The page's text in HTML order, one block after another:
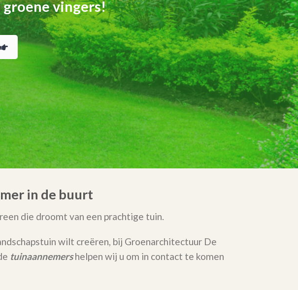
groene vingers!
in de buurt
die droomt van een prachtige tuin.
wilt creëren, bij Groenarchitectuur De
tuinaannemershelpen wij u om in contact te komen